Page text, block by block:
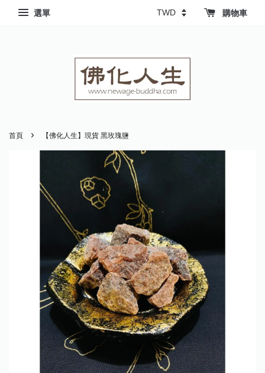
選單 購物車
首頁 › 【佛化人生】現貨 黑玫瑰鹽